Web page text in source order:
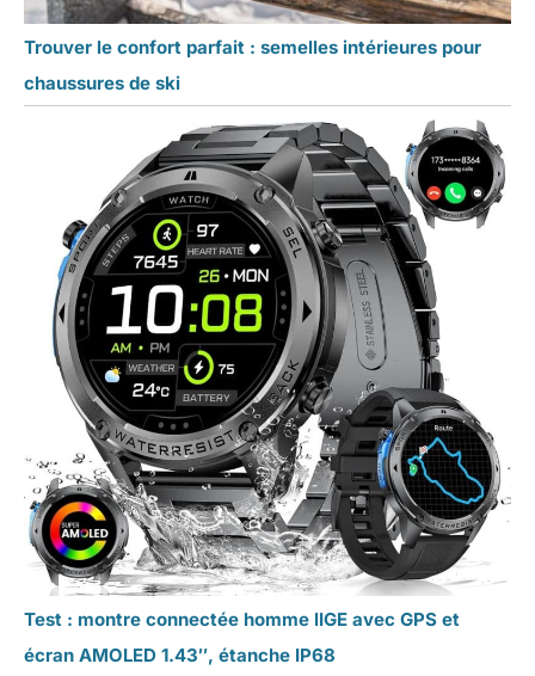
Trouver le confort parfait : semelles intérieures pour
chaussures de ski
Test : montre connectée homme lIGE avec GPS et
écran AMOLED 1.43″, étanche IP68